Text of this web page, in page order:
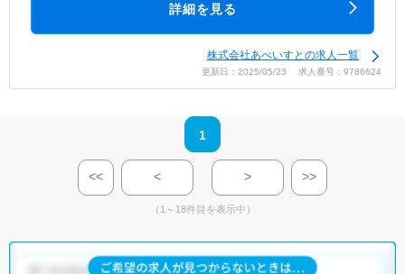
詳細を見る
株式会社あべいすとの求人一覧
更新日：2025/05/23 求人番号：9786624
1
<< < > >>
（1～18件目を表示中）